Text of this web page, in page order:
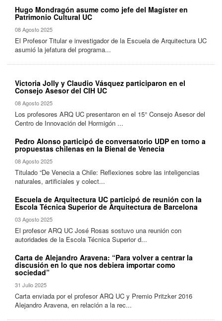
Hugo Mondragón asume como jefe del Magíster en
Patrimonio Cultural UC
08 Agosto 2025
El Profesor Titular e investigador de la Escuela de Arquitectura UC
asumió la jefatura del programa...
Victoria Jolly y Claudio Vásquez participaron en el
Consejo Asesor del CIH UC
08 Agosto 2025
Los profesores ARQ UC presentaron en el 15° Consejo Asesor del
Centro de Innovación del Hormigón ...
Pedro Alonso participó de conversatorio UDP en torno a
propuestas chilenas en la Bienal de Venecia
08 Agosto 2025
Titulado “De Venecia a Chile: Reflexiones sobre las inteligencias
naturales, artificiales y colect...
Escuela de Arquitectura UC participó de reunión con la
Escola Técnica Superior de Arquitectura de Barcelona
03 Agosto 2025
El profesor ARQ UC José Rosas sostuvo una reunión con
autoridades de la Escola Técnica Superior d...
Carta de Alejandro Aravena: “Para volver a centrar la
discusión en lo que nos debiera importar como
sociedad”
31 Julio 2025
Carta enviada por el profesor ARQ UC y Premio Pritzker 2016
Alejandro Aravena, en relación a la rec...